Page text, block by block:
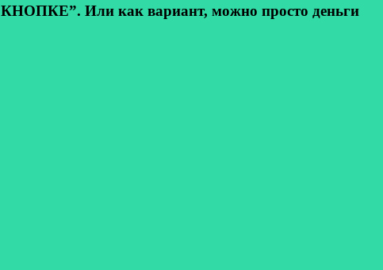
Или как вариант, можно просто деньги